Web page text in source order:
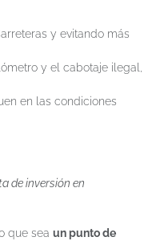
y evitando más
y el cabotaje ilegal,
en las condiciones
de inversión en
que seaun punto de